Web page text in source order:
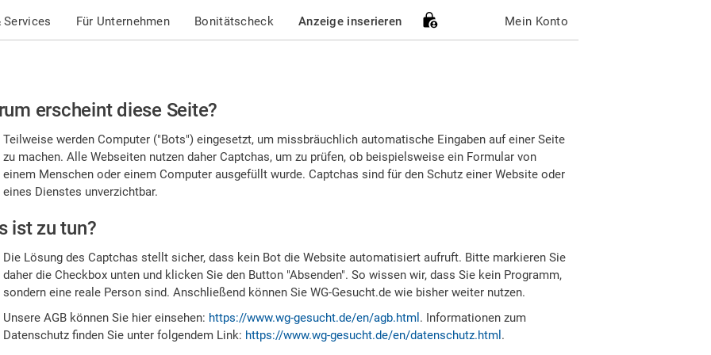
Services Für Unternehmen Bonitätscheck Anzeige inserieren Mein Konto
erscheint diese Seite?
Teilweise werden Computer ("Bots") eingesetzt, um missbräuchlich automatische Eingaben auf einer Seite
zu machen. Alle Webseiten nutzen daher Captchas, um zu prüfen, ob beispielsweise ein Formular von
einem Menschen oder einem Computer ausgefüllt wurde. Captchas sind für den Schutz einer Website oder
eines Dienstes unverzichtbar.
ist zu tun?
Die Lösung des Captchas stellt sicher, dass kein Bot die Website automatisiert aufruft. Bitte markieren Sie
daher die Checkbox unten und klicken Sie den Button "Absenden". So wissen wir, dass Sie kein Programm,
sondern eine reale Person sind. Anschließend können Sie WG-Gesucht.de wie bisher weiter nutzen.
Unsere AGB können Sie hier einsehen: https://www.wg-gesucht.de/en/agb.html . Informationen zum
Datenschutz finden Sie unter folgendem Link: https://www.wg-gesucht.de/en/datenschutz.html .